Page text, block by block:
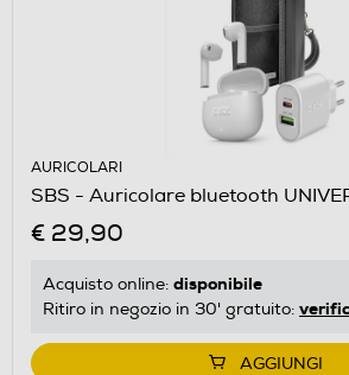
AURICOLARI
SBS - Auricolare bluetooth
€ 29,90
Acquisto online: disponibile
Ritiro in negozio in 30' gratuito:
AGGIUNGI